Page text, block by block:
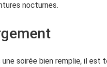
nocturnes.
une soirée bien remplie, il est